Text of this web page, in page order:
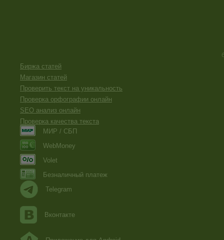
Биржа статей
Магазин статей
Проверить текст на уникальность
Проверка орфографии онлайн
SEO анализ онлайн
Проверка качества текста
МИР / СБП
WebMoney
Volet
Безналичный платеж
Telegram
Вконтакте